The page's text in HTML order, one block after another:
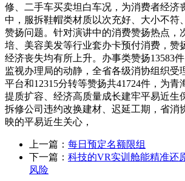
修、二手车买卖坦白车况，为消费者经济
中，服拆鞋帽类材质以次充好、大小不符
赞扬问题。针对演讲中的消费赞扬热点，
培、美容美发等行业套办卡预付消费，赞
经济丧失均有所上升。办事类赞扬13583
监视办理局的动静，全省各级消协组织受
平台和12315分转等赞扬共41724件，为青
提质扩容、经济高质量成长建牢平易近生
拆修公司违约改换建材、迟延工期，省消
映的平易近生关心，
上一篇： 每日预定名额限组
下一篇： 科技的VR实训舱能精准还
风险